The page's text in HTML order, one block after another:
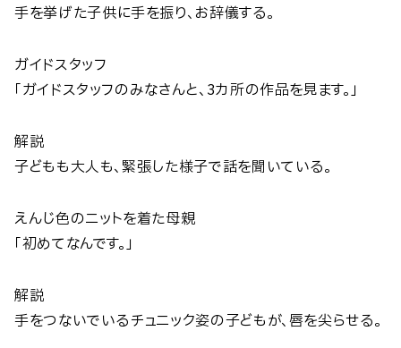
手を挙げた子供に手を振り、お辞儀する。
ガイドスタッフ
「ガイドスタッフのみなさんと、3カ所の作品を見ます。」
解説
子どもも大人も、緊張した様子で話を聞いている。
えんじ色のニットを着た母親
「初めてなんです。」
解説
手をつないでいるチュニック姿の子どもが、唇を尖らせる。